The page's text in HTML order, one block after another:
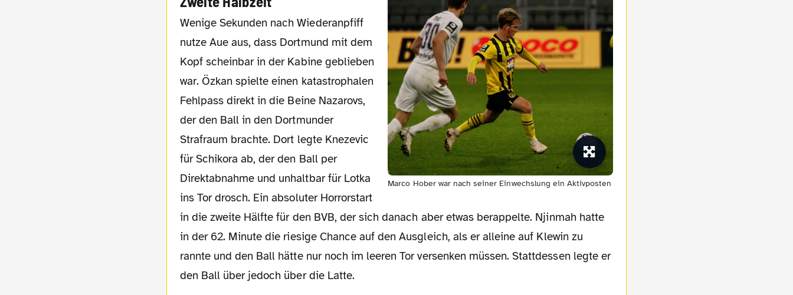
Marco Hober war nach seiner Einwechslung ein Aktivposten
Wenige Sekunden nach Wiederanpfiff
nutze Aue aus, dass Dortmund mit dem
Kopf scheinbar in der Kabine geblieben
war. Özkan spielte einen katastrophalen
Fehlpass direkt in die Beine Nazarovs,
der den Ball in den Dortmunder
Strafraum brachte. Dort legte Knezevic
für Schikora ab, der den Ball per
Direktabnahme und unhaltbar für Lotka
ins Tor drosch. Ein absoluter Horrorstart
in die zweite Hälfte für den BVB, der sich danach aber etwas berappelte. Njinmah hatte
in der 62. Minute die riesige Chance auf den Ausgleich, als er alleine auf Klewin zu
rannte und den Ball hätte nur noch im leeren Tor versenken müssen. Stattdessen legte er
den Ball über jedoch über die Latte.